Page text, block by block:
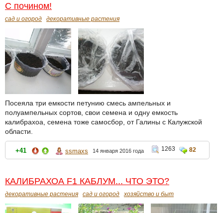
С почином!
сад и огород декоративные растения
Посеяла три емкости петунию смесь ампельных и
полуампельных сортов, свои семена и одну емкость
калибрахоа, семена тоже самосбор, от Галины с Калужской
области.
+41 ssmaxs 14 января 2016 года 1263 82
КАЛИБРАХОА F1 КАБЛУМ... ЧТО ЭТО?
декоративные растения сад и огород хозяйство и быт